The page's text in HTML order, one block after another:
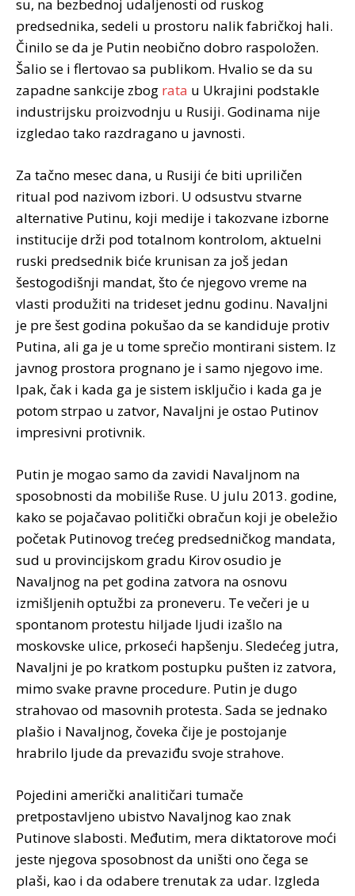
su, na bezbednoj udaljenosti od ruskog
predsednika, sedeli u prostoru nalik fabričkoj hali.
Činilo se da je Putin neobično dobro raspoložen.
Šalio se i flertovao sa publikom. Hvalio se da su
zapadne sankcije zbog rata u Ukrajini podstakle
industrijsku proizvodnju u Rusiji. Godinama nije
izgledao tako razdragano u javnosti.
Za tačno mesec dana, u Rusiji će biti upriličen
ritual pod nazivom izbori. U odsustvu stvarne
alternative Putinu, koji medije i takozvane izborne
institucije drži pod totalnom kontrolom, aktuelni
ruski predsednik biće krunisan za još jedan
šestogodišnji mandat, što će njegovo vreme na
vlasti produžiti na trideset jednu godinu. Navaljni
je pre šest godina pokušao da se kandiduje protiv
Putina, ali ga je u tome sprečio montirani sistem. Iz
javnog prostora prognano je i samo njegovo ime.
Ipak, čak i kada ga je sistem isključio i kada ga je
potom strpao u zatvor, Navaljni je ostao Putinov
impresivni protivnik.
Putin je mogao samo da zavidi Navaljnom na
sposobnosti da mobiliše Ruse. U julu 2013. godine,
kako se pojačavao politički obračun koji je obeležio
početak Putinovog trećeg predsedničkog mandata,
sud u provincijskom gradu Kirov osudio je
Navaljnog na pet godina zatvora na osnovu
izmišljenih optužbi za proneveru. Te večeri je u
spontanom protestu hiljade ljudi izašlo na
moskovske ulice, prkoseći hapšenju. Sledećeg jutra,
Navaljni je po kratkom postupku pušten iz zatvora,
mimo svake pravne procedure. Putin je dugo
strahovao od masovnih protesta. Sada se jednako
plašio i Navaljnog, čoveka čije je postojanje
hrabrilo ljude da prevaziđu svoje strahove.
Pojedini američki analitičari tumače
pretpostavljeno ubistvo Navaljnog kao znak
Putinove slabosti. Međutim, mera diktatorove moći
jeste njegova sposobnost da uništi ono čega se
plaši, kao i da odabere trenutak za udar. Izgleda